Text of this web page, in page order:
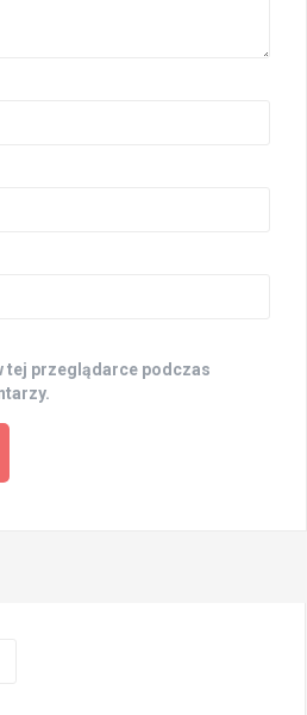
tej przeglądarce podczas